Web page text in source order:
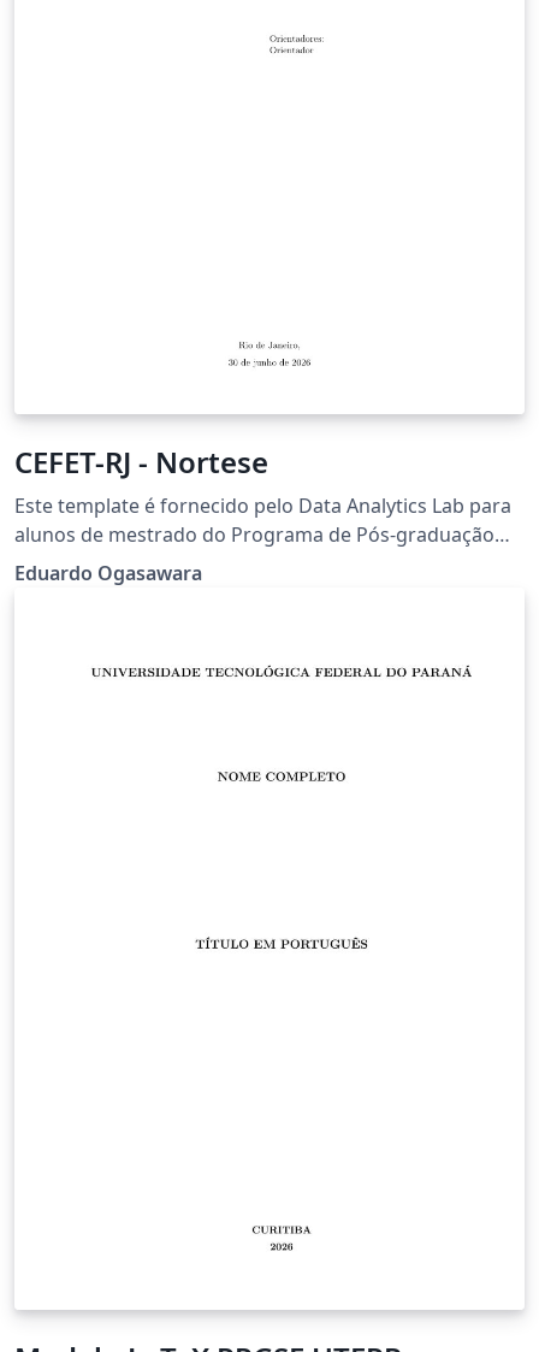
CEFET-RJ - Nortese
Este template é fornecido pelo Data Analytics Lab para
alunos de mestrado do Programa de Pós-graduação
em Ciência da Computação e para os alunos de
mestrado e doutorado do Programa de Pós-graduação
Eduardo Ogasawara